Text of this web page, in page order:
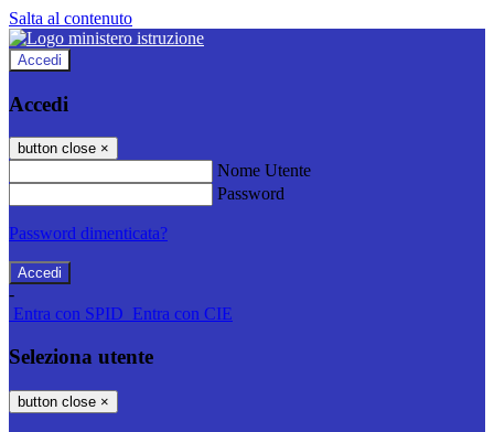
Salta al contenuto
Accedi
Accedi
button close ×
Nome Utente
Password
Password dimenticata?
-
Entra con SPID Entra con CIE
Seleziona utente
button close ×